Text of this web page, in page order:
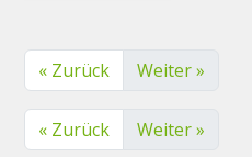
« Zurück Weiter »
« Zurück Weiter »